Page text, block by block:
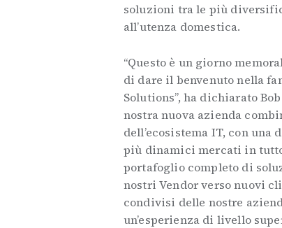
soluzioni tra le più
all’utenza domestica.
“Questo è un giorno
di dare il benvenuto nella
Solutions”, ha dichiarato
nostra nuova azienda
dell’ecosistema IT, con
più dinamici mercati in
portafoglio completo di
nostri Vendor verso nuovi
condivisi delle nostre
un’esperienza di livello